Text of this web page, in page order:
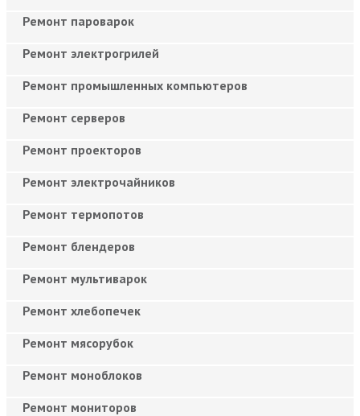
Ремонт пароварок
Ремонт электрогрилей
Ремонт промышленных компьютеров
Ремонт серверов
Ремонт проекторов
Ремонт электрочайников
Ремонт термопотов
Ремонт блендеров
Ремонт мультиварок
Ремонт хлебопечек
Ремонт мясорубок
Ремонт моноблоков
Ремонт мониторов